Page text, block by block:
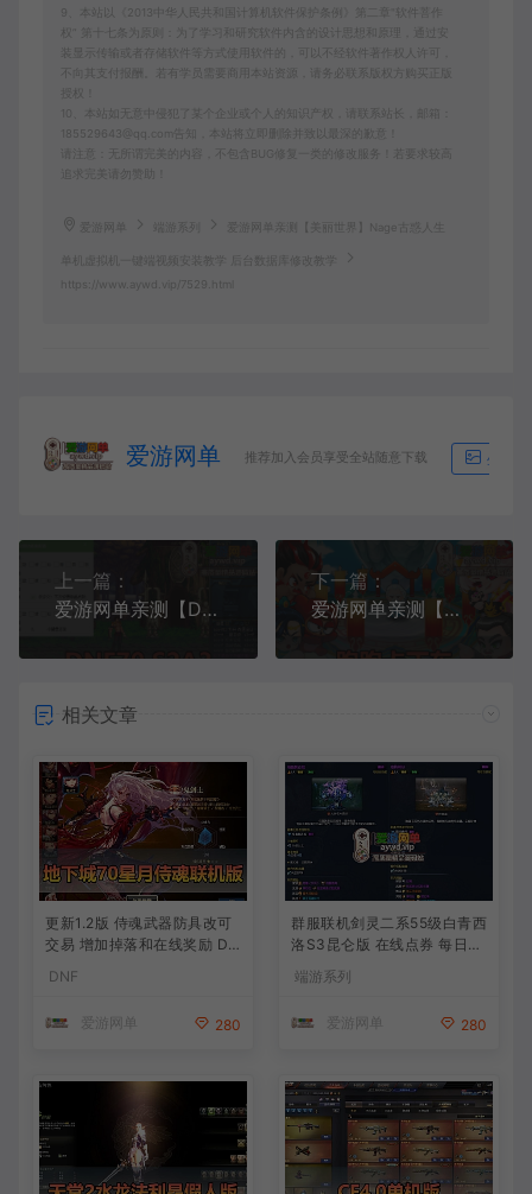
9、本站以《2013中华人民共和国计算机软件保护条例》第二章"软件菩作
权” 第十七条为原则：为了学习和研究软件内含的设计思想和原理，通过安
装显示传输或者存储软件等方式使用软件的，可以不经软件著作权人许可，
不向其支付报酬。若有学员需要商用本站资源，请务必联系版权方购买正版
10、本站如无意中侵犯了某个企业或个人的知识产权，请联系站长，邮箱：
185529643@qq.com告知，本站将立即删除并致以最深的歉意！
请注意：无所谓完美的内容，不包含BUG修复一类的修改服务！若要求较高
追求完美请勿赞助！
爱游网单 端游系列 爱游网单亲测【美丽世界】Nage古惑人生
单机虚拟机一键端视频安装教学 后台数据库修改教学
https://www.aywd.vip/7529.html
爱游网单 推荐加入会员享受全站随意下载 生成海
上一篇：
爱游网单亲测【DNF70】S2A3单机优化 徽章镶嵌bug修正 内置辅助 GM后台 虚拟机一键端视频安装教学
下一篇：
爱游网单亲测【跑跑卡丁车】P3334 AI机器人陪跑 解压一键单机版 全新内容和车辆
相关文章
更新1.2版 侍魂武器防具改可
交易 增加掉落和在线奖励 DN
丰富异次元技能装备词条 护
能徽章 史诗装备特效徽章 技
DNF
爱游网单 280
群服联机剑灵二系55级白青西
洛S3昆仑版 在线点券 每日礼
端游系列
爱游网单 280